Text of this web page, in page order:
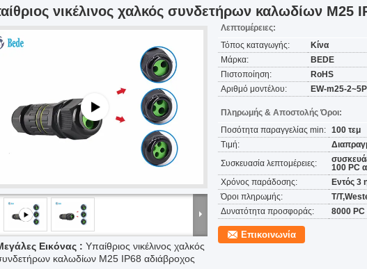
νικέλινος χαλκός συνδετήρων καλωδίων M25
Εικόνας : Υπαίθριος νικέλινος χαλκός
καλωδίων M25 IP68 αδιάβροχος
Λεπτομέρειες:
Τόπος καταγωγής:
Κίνα
Μάρκα:
BEDE
Πιστοποίηση:
RoHS
Αριθμό μοντέλου:
EW-m25-2~5P
Πληρωμής & Αποστολής Όροι:
Ποσότητα παραγγελίας min: 100 τεμ
Τιμή:
Συσκευασία λεπτομέρειες:
100 PC
Χρόνος παράδοσης:
Εντός 3
Όροι πληρωμής:
T/
Δυνατότητα προσφοράς:
8000 PC
Επικοινωνία